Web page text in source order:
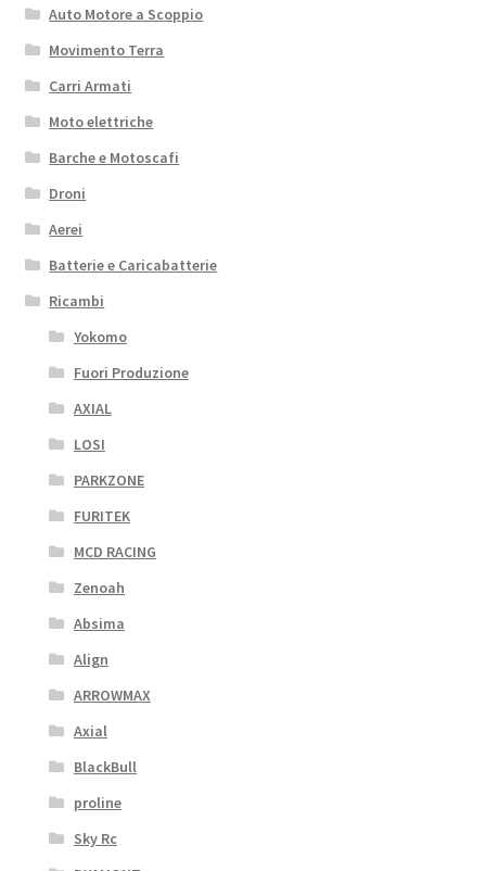
Auto Motore a Scoppio
Movimento Terra
Carri Armati
Moto elettriche
Barche e Motoscafi
Droni
Aerei
Batterie e Caricabatterie
Ricambi
Yokomo
Fuori Produzione
AXIAL
LOSI
PARKZONE
FURITEK
MCD RACING
Zenoah
Absima
Align
ARROWMAX
Axial
BlackBull
proline
Sky Rc